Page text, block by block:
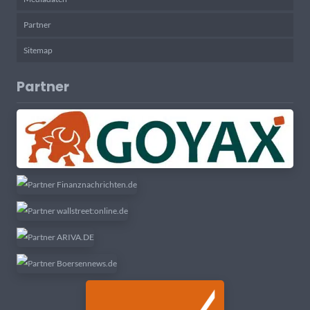
Partner
Sitemap
Partner